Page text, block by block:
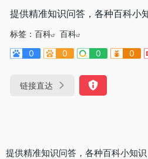
提供精准知识问答，各种百科小
标签： 百科
百科
0
0 0 0
链接直达
提供精准知识问答，各种百科小知识